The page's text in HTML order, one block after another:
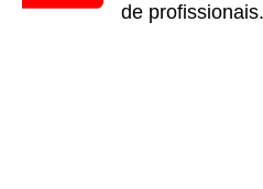
de profissionais.